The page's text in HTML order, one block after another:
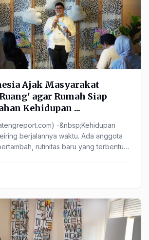
Ajak Masyarakat
agar Rumah Siap
Kehidupan ...
-&nbsp;Kehidupan
berjalannya waktu. Ada anggota
rutinitas baru yang terbentuk,